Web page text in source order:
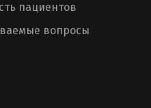
пациентов
вопросы